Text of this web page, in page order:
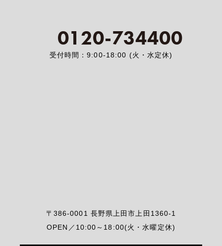
0120-734400
受付時間：9:00-18:00 (火・水定休)
〒386-0001 長野県上田市上田1360-1
OPEN／10:00～18:00(火・水曜定休)